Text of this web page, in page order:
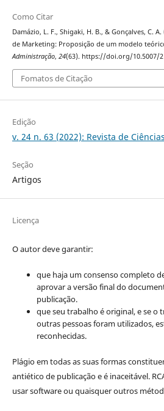
Como Citar
Damázio, L. F., Shigaki, H. B., & Gonçalves, C.
de Marketing: Proposição de um modelo
Administração, 24(63). https://doi.org/10.5007/
Fomatos de Citação
Edição
v. 24 n. 63 (2022): Revista de
Seção
Artigos
Licença
O autor deve garantir:
que haja um consenso completo
aprovar a versão final do
publicação.
que seu trabalho é original, e se o
outras pessoas foram utilizados,
reconhecidas.
Plágio em todas as suas formas
antiético de publicação e é inaceitável.
usar software ou quaisquer outros